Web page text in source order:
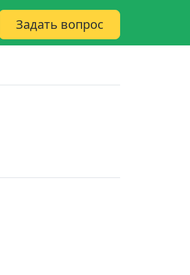
Задать вопрос